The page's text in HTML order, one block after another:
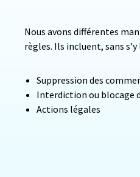
Nous avons différentes
règles. Ils incluent, sans
Suppression des
Interdiction ou blocage
Actions légales